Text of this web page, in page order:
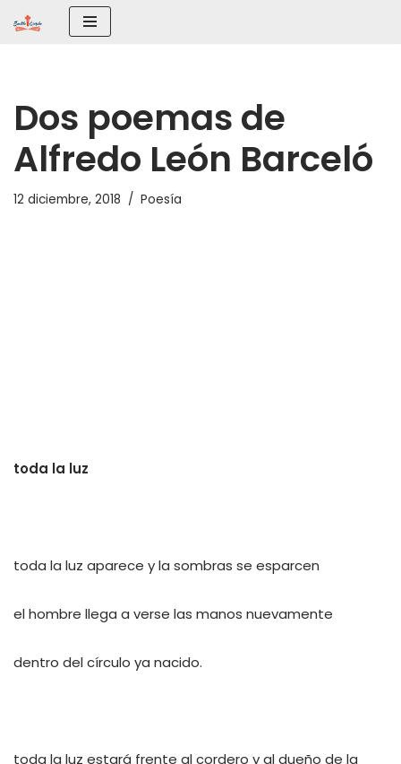
Dos poemas de
Alfredo León Barceló
12 diciembre, 2018 Poesía
toda la luz
toda la luz aparece y la sombras se esparcen
el hombre llega a verse las manos nuevamente
dentro del círculo ya nacido.
toda la luz estará frente al cordero y al dueño de la